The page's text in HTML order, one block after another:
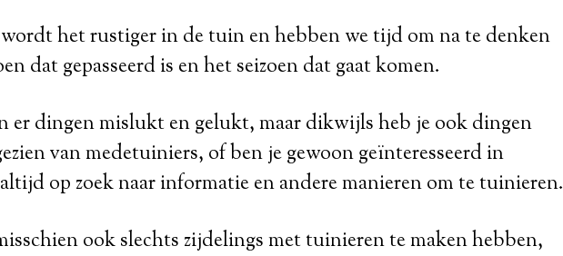
het rustiger in de tuin en hebben we tijd om na te denken
dat gepasseerd is en het seizoen dat gaat komen.
er dingen mislukt en gelukt, maar dikwijls heb je ook dingen
van medetuiniers, of ben je gewoon geïnteresseerd in
op zoek naar informatie en andere manieren om te tuinieren.
ook slechts zijdelings met tuinieren te maken hebben,